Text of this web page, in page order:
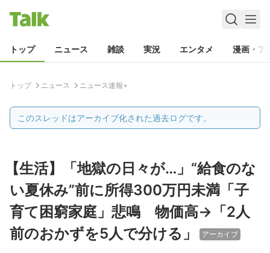
トップ ニュース 雑談 実況 エンタメ 漫画・ア
トップ ニュース ニュース速報+
このスレッドはアーカイブ化された過去ログです。
【生活】「地獄の日々が…」“給食のな
い夏休み”前に所得300万円未満「子
育て困窮家庭」悲鳴 物価高→「2人
前のおかずを5人で分ける」
アーカイブ